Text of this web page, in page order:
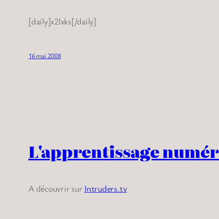
[daily]x2lxks[/daily]
16 mai 2008
L'apprentissage
A découvrir sur Intruders.tv